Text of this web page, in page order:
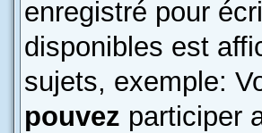
enregistré pour
disponibles est
sujets, exemple:
pouvez participer